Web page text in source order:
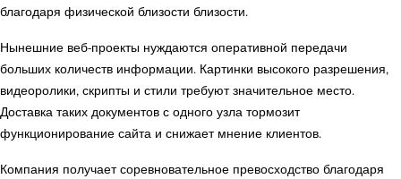
благодаря физической близости близости.
Нынешние веб-проекты нуждаются оперативной передачи
больших количеств информации. Картинки высокого разрешения,
видеоролики, скрипты и стили требуют значительное место.
Доставка таких документов с одного узла тормозит
функционирование сайта и снижает мнение клиентов.
Компания получает соревновательное превосходство благодаря